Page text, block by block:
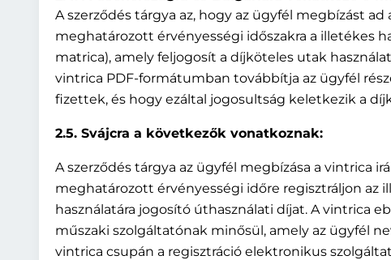
A szerződés tárgya az, hogy az ügyfél megbízást
meghatározott érvényességi időszakra a illetékes
matrica), amely feljogosít a díjköteles utak
vintrica PDF-formátumban továbbítja az ügyfél
fizettek, és hogy ezáltal jogosultság keletkezik a
2.5. Svájcra a következők vonatkoznak:
A szerződés tárgya az ügyfél megbízása a vintrica
meghatározott érvényességi időre regisztráljon az
használatára jogosító úthasználati díjat. A vintrica
műszaki szolgáltatónak minősül, amely az ügyfél
vintrica csupán a regisztráció elektronikus